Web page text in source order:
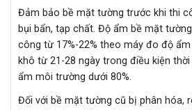
Đảm bảo bề mặt tường trước khi thi
bụi bẩn, tạp chất. Độ ẩm bề mặt
công từ 17%-22% theo máy đo độ
khô từ 21-28 ngày trong điều kiện
ẩm môi trường dưới 80%.
Đối với bề mặt tường cũ bị phân hóa,